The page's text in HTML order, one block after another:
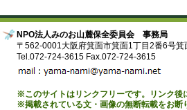
NPO法人みのお山麓保全委員会 事務局
〒562-0001大阪府箕面市箕面1丁目2番6号
Tel.072-724-3615 Fax.072-724-3615
※このサイトはリンクフリーです。リンク後
※掲載されている文・画像の無断転載をお断